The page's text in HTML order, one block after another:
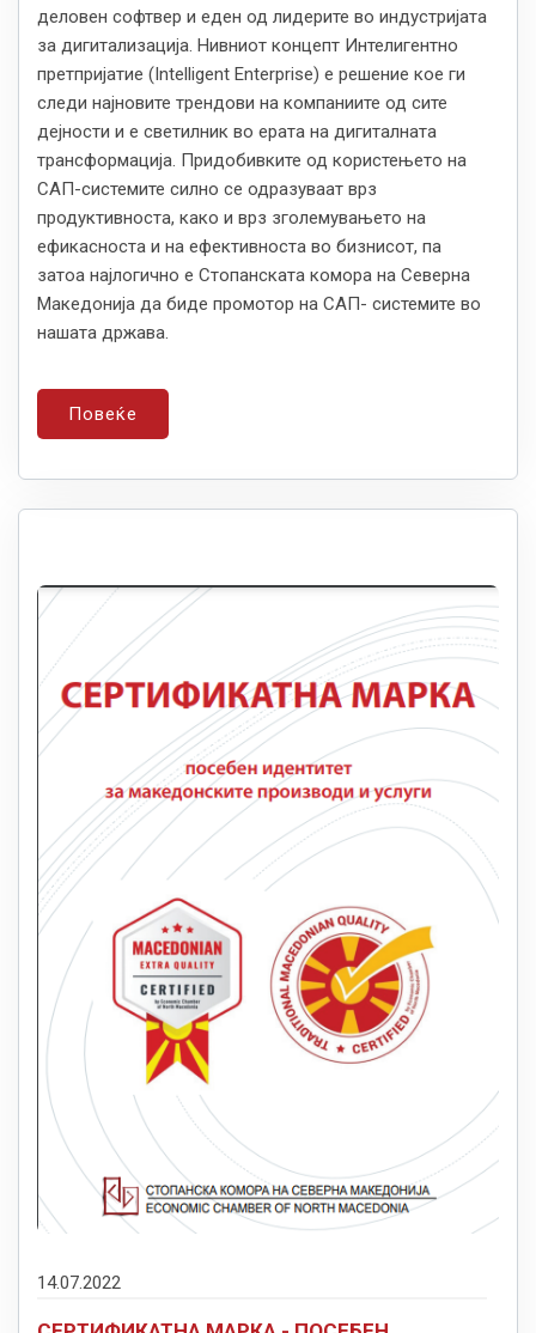
деловен софтвер и еден од лидерите во индустријата
за дигитализација. Нивниот концепт Интелигентно
претпријатие (Intelligent Enterprise) е решение кое ги
следи најновите трендови на компаниите од сите
дејности и е светилник во ерата на дигиталната
трансформација. Придобивките од користењето на
САП-системите силно се одразуваат врз
продуктивноста, како и врз зголемувањето на
ефикасноста и на ефективноста во бизнисот, па
затоа најлогично е Стопанската комора на Северна
Македонија да биде промотор на САП- системите во
нашата држава.
Повеќе
14.07.2022